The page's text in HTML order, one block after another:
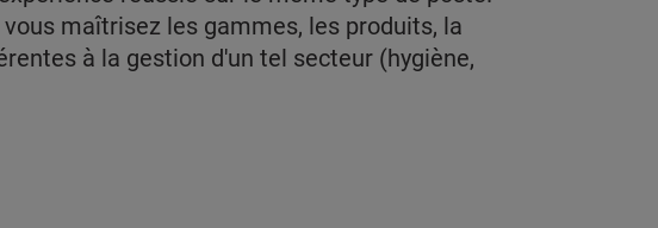
maîtrisez les gammes, les produits, la
à la gestion d'un tel secteur (hygiène,